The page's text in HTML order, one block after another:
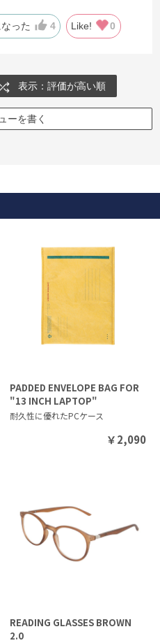
った 4 Like! 0
表示：評価が高い順
ーを書く
PADDED ENVELOPE BAG FOR
"13 INCH LAPTOP"
耐久性に優れたPCケース
￥2,090
READING GLASSES BROWN
2.0